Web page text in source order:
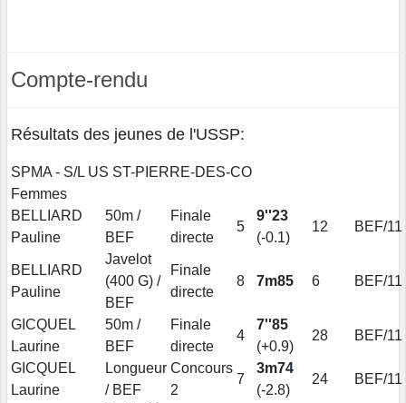
Compte-rendu
Résultats des jeunes de l'USSP:
SPMA - S/L US ST-PIERRE-DES-CO
Femmes
BELLIARD
Pauline
50m /
BEF
Finale
directe
5
9''23
(-0.1)
12 BEF/11
BELLIARD
Pauline
Javelot
(400 G) /
BEF
Finale
directe
8 7m85 6 BEF/11
GICQUEL
Laurine
50m /
BEF
Finale
directe
4
7''85
(+0.9)
28 BEF/11
GICQUEL
Laurine
Longueur
/ BEF
Concours
2
7
3m74
(-2.8)
24 BEF/11